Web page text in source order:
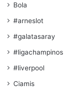
Bola
#arneslot
#galatasaray
#ligachampinos
#liverpool
Ciamis